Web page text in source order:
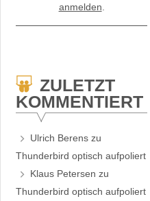
anmelden
ZULETZT
KOMMENTIERT
Ulrich Berens zu
Thunderbird optisch aufpoliert
Klaus Petersen zu
Thunderbird optisch aufpoliert